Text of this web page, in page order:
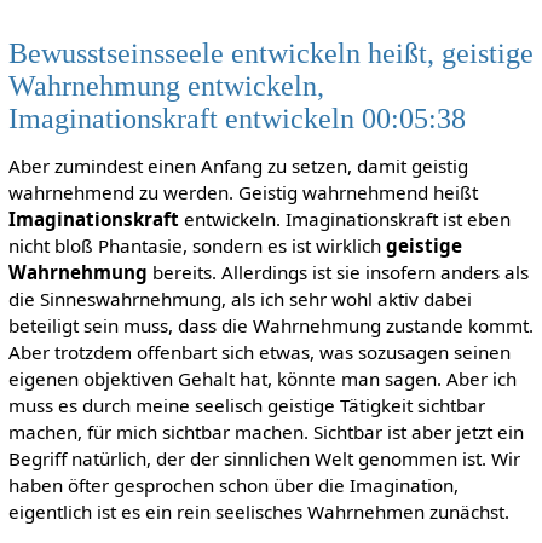
Bewusstseinsseele entwickeln heißt, geistige
Wahrnehmung entwickeln,
Imaginationskraft entwickeln 00:05:38
Aber zumindest einen Anfang zu setzen, damit geistig
wahrnehmend zu werden. Geistig wahrnehmend heißt
Imaginationskraftentwickeln. Imaginationskraft ist eben
nicht bloß Phantasie, sondern es ist wirklich geistige
Wahrnehmung bereits. Allerdings ist sie insofern anders als
die Sinneswahrnehmung, als ich sehr wohl aktiv dabei
beteiligt sein muss, dass die Wahrnehmung zustande kommt.
Aber trotzdem offenbart sich etwas, was sozusagen seinen
eigenen objektiven Gehalt hat, könnte man sagen. Aber ich
muss es durch meine seelisch geistige Tätigkeit sichtbar
machen, für mich sichtbar machen. Sichtbar ist aber jetzt ein
Begriff natürlich, der der sinnlichen Welt genommen ist. Wir
haben öfter gesprochen schon über die Imagination,
eigentlich ist es ein rein seelisches Wahrnehmen zunächst.